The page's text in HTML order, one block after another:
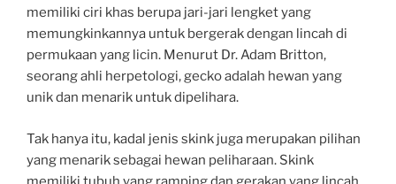
memiliki ciri khas berupa jari-jari lengket yang
memungkinkannya untuk bergerak dengan lincah di
permukaan yang licin. Menurut Dr. Adam Britton,
seorang ahli herpetologi, gecko adalah hewan yang
unik dan menarik untuk dipelihara.
Tak hanya itu, kadal jenis skink juga merupakan pilihan
yang menarik sebagai hewan peliharaan. Skink